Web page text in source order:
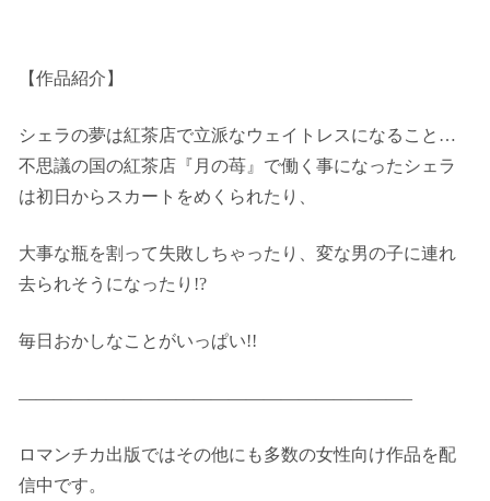
【作品紹介】
シェラの夢は紅茶店で立派なウェイトレスになること…
不思議の国の紅茶店『月の苺』で働く事になったシェラ
は初日からスカートをめくられたり、
大事な瓶を割って失敗しちゃったり、変な男の子に連れ
去られそうになったり!?
毎日おかしなことがいっぱい!!
——————————————————————–
ロマンチカ出版ではその他にも多数の女性向け作品を配
信中です。